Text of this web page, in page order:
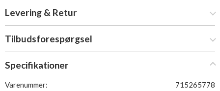
Levering & Retur
Tilbudsforespørgsel
Specifikationer
Varenummer:
715265778